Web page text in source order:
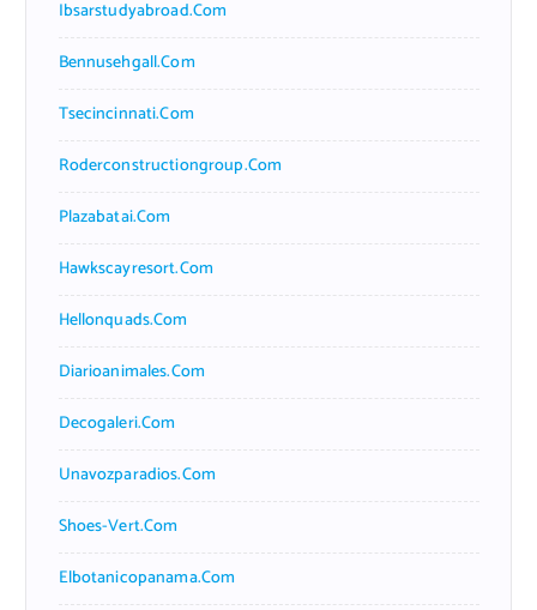
Ibsarstudyabroad.com
Bennusehgall.com
Tsecincinnati.com
Roderconstructiongroup.com
Plazabatai.com
Hawkscayresort.com
Hellonquads.com
Diarioanimales.com
Decogaleri.com
Unavozparadios.com
Shoes-Vert.com
Elbotanicopanama.com